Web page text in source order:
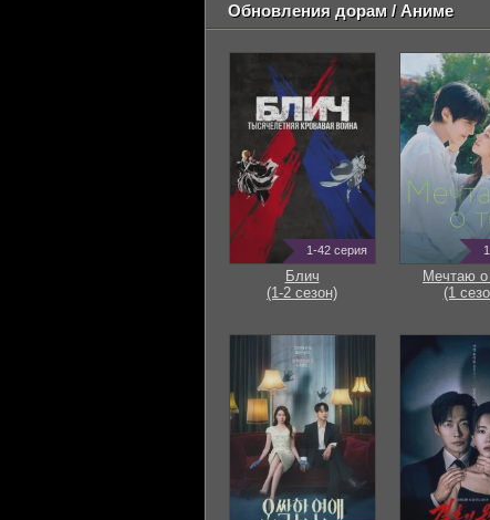
Обновления дорам / Аниме
1-42 серия
Блич
(1-2 сезон)
Мечтаю о
(1